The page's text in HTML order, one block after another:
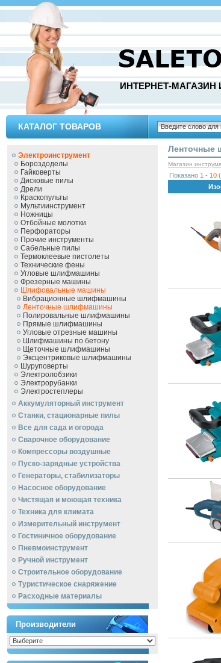
ИНТЕРНЕТ-МАГАЗИН
КАТАЛОГ ТОВАРОВ
Электроинструмент
Бороздоделы
Гайковерты
Дисковые пилы
Дрели
Краскопульты
Мультиинструмент
Ножницы
Отбойные молотки
Перфораторы
Прочие инструменты
Сабельные пилы
Термоклеевые пистолеты
Технические фены
Угловые шлифмашины
Фрезерные машины
Шлифовальные машины
Вибрационные шлифмашины
Ленточные шлифмашины
Полировальные шлифмашины
Прямые шлифмашины
Угловые отрезные машины
Шлифмашины по бетону
Щеточные шлифмашины
Эксцентриковые шлифмашины
Шуруповерты
Электролобзики
Электрорубанки
Электростеплеры
Аккумуляторный инструмент
Станки, стационарные пилы
Все для сада и огорода
Сварочное оборудование
Компрессоры воздушные
Пуско-зарядные устройства
Генераторы, стабилизаторы
Насосное оборудование
Чистящая и моющая техника
Техника для климата
Измерительный инструмент
Гостиничное оборудование
Пневмоинструмент
Ручной инcтрумент
Строительное оборудование
Туристическое снаряжение
Расходные материалы
Производители
Магазин
Показано 1 - 10